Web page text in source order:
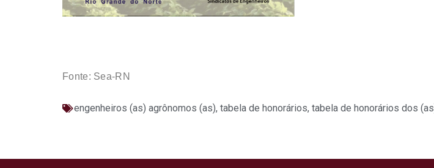
Fonte: Sea-RN
engenheiros (as) agrônomos (as), tabela de honorários, tabela de honorários dos